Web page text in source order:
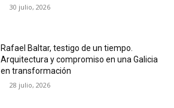
30 julio, 2026
Rafael Baltar, testigo de un tiempo.
Arquitectura y compromiso en una Galicia
en transformación
28 julio, 2026